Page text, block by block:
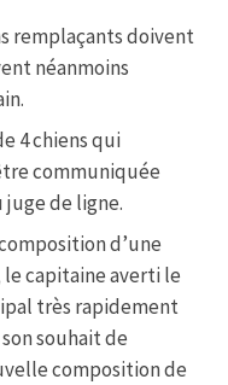
remplaçants doivent
néanmoins
4 chiens qui
communiquée
juge de ligne.
d’une
capitaine averti le
très rapidement
souhait de
composition de